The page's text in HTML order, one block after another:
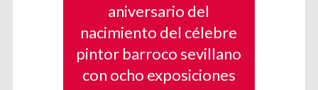
aniversario del
nacimiento del célebre
pintor barroco sevillano
con ocho exposiciones